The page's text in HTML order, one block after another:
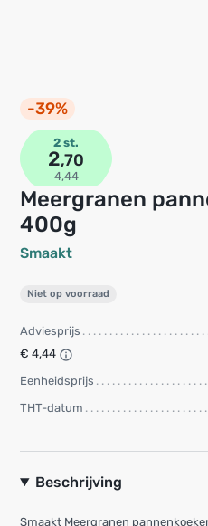
-39%
Meergranen pannenkoekenmix
400g
Smaakt
2 st.
2,70
4,44
Niet op voorraad
Adviesprijs
€ 4,44
Eenheidsprijs
THT-datum
Beschrijving
Smaakt Meergranen